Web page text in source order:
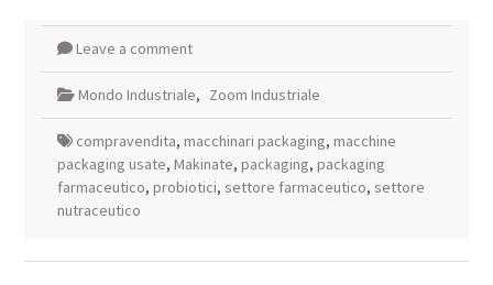
Leave a comment
Mondo Industriale, Zoom Industriale
compravendita, macchinari packaging, macchine
packaging usate, Makinate, packaging, packaging
farmaceutico, probiotici, settore farmaceutico, settore
nutraceutico